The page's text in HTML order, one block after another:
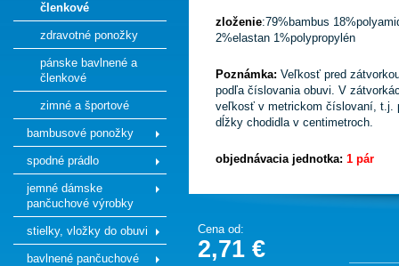
členkové
zdravotné ponožky
pánske bavlnené a
členkové
zimné a športové
bambusové ponožky
spodné prádlo
jemné dámske
pančuchové výrobky
stielky, vložky do obuvi
bavlnené pančuchové
zloženie:79%bambus
2%elastan 1%polypropylén
Poznámka: Veľkosť pred
podľa číslovania obuvi. V
veľkosť v metrickom číslovaní, t.j.
dĺžky chodidla v centimetroch.
objednávacia jednotka: 1 pár
Cena od:
2,71 €